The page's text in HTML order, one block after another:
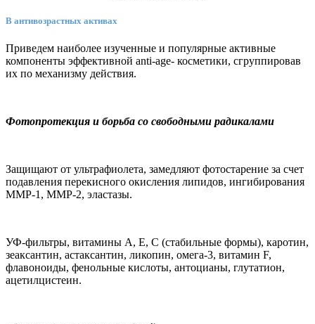
В антивозрастных активах
Приведем наиболее изученные и популярные активные
компоненты эффективной anti-age- косметики, сгруппировав
их по механизму действия.
Фотопротекция и борьба со свободными радикалами
Защищают от ультрафиолета, замедляют фотостарение за счет
подавления перекисного окисления липидов, ингибирования
MMP-1, MMP-2, эластазы.
УФ-фильтры, витамины А, Е, С (стабильные формы), каротин,
зеаксантин, астаксантин, ликопин, омега-3, витамин F,
флавоноиды, фенольные кислоты, антоцианы, глутатион,
ацетилцистеин.